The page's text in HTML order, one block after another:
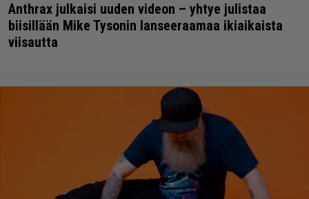
Anthrax julkaisi uuden videon – yhtye julistaa
biisillään Mike Tysonin lanseeraamaa ikiaikaista
viisautta